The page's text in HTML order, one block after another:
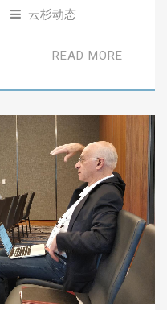
云杉动态
READ MORE